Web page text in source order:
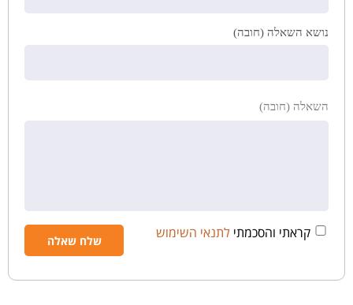
נושא השאלה (חובה)
השאלה (חובה)
קראתי והסכמתי לתנאי השימוש